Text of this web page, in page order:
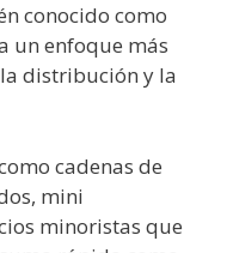
conocido como
un enfoque más
distribución y la
cadenas de
mini
minoristas que